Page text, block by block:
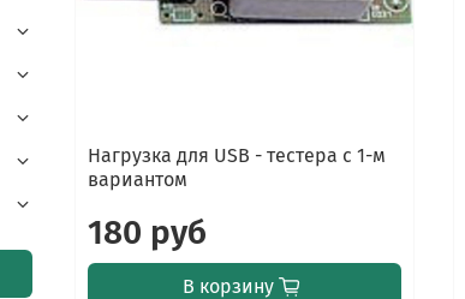
Нагрузка для USB - тестера с 1-м
вариантом
180 руб
В корзину